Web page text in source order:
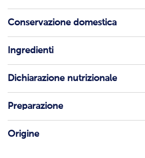
Conservazione domestica
Ingredienti
Dichiarazione nutrizionale
Preparazione
Origine